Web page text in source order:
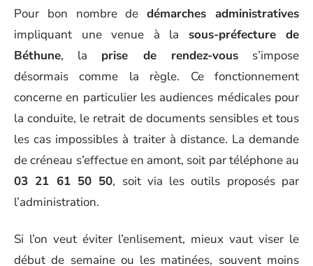
Pour bon nombre dedémarches administratives
impliquant une venue à la sous-préfecture de
Béthune, la prise de rendez-vouss’impose
désormais comme la règle. Ce fonctionnement
concerne en particulier les audiences médicales pour
la conduite, le retrait de documents sensibles et tous
les cas impossibles à traiter à distance. La demande
de créneau s’effectue en amont, soit par téléphone au
03 21 61 50 50, soit via les outils proposés par
l’administration.
Si l’on veut éviter l’enlisement, mieux vaut viser le
début de semaine ou les matinées, souvent moins